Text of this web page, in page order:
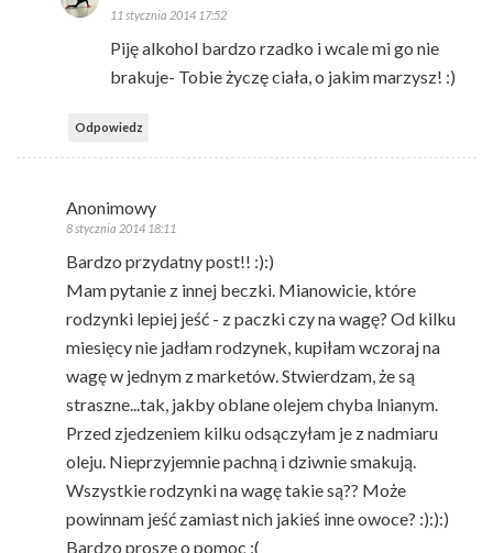
11 stycznia 2014 17:52
Piję alkohol bardzo rzadko i wcale mi go nie
brakuje- Tobie życzę ciała, o jakim marzysz! :)
Odpowiedz
Anonimowy
8 stycznia 2014 18:11
Bardzo przydatny post!! :):)
Mam pytanie z innej beczki. Mianowicie, które
rodzynki lepiej jeść - z paczki czy na wagę? Od kilku
miesięcy nie jadłam rodzynek, kupiłam wczoraj na
wagę w jednym z marketów. Stwierdzam, że są
straszne...tak, jakby oblane olejem chyba lnianym.
Przed zjedzeniem kilku odsączyłam je z nadmiaru
oleju. Nieprzyjemnie pachną i dziwnie smakują.
Wszystkie rodzynki na wagę takie są?? Może
powinnam jeść zamiast nich jakieś inne owoce? :):):)
Bardzo proszę o pomoc :(